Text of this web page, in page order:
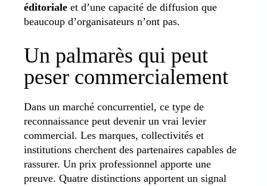
éditoriale et d’une capacité de diffusion que
beaucoup d’organisateurs n’ont pas.
Un palmarès qui peut
peser commercialement
Dans un marché concurrentiel, ce type de
reconnaissance peut devenir un vrai levier
commercial. Les marques, collectivités et
institutions cherchent des partenaires capables de
rassurer. Un prix professionnel apporte une
preuve. Quatre distinctions apportent un signal